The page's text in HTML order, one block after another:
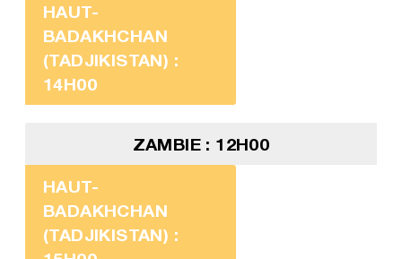
HAUT-
BADAKHCHAN
(TADJIKISTAN) :
14H00
ZAMBIE : 12H00
HAUT-
BADAKHCHAN
(TADJIKISTAN) :